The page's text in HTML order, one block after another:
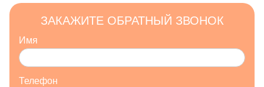
ЗАКАЖИТЕ ОБРАТНЫЙ ЗВОНОК
Имя
Телефон